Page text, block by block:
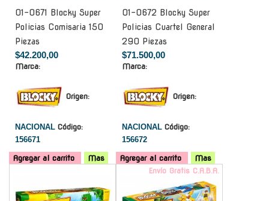
01-0671 Blocky Super
Policias Comisaria 150
Piezas
$42.200,00
Marca:
Origen:
NACIONAL Código:
156671
Agregar al carrito Mas
01-0672 Blocky Super
Policias Cuartel General
290 Piezas
$71.500,00
Marca:
Origen:
NACIONAL Código:
156672
Agregar al carrito
Mas
Envío Gratis C.A.B.A.